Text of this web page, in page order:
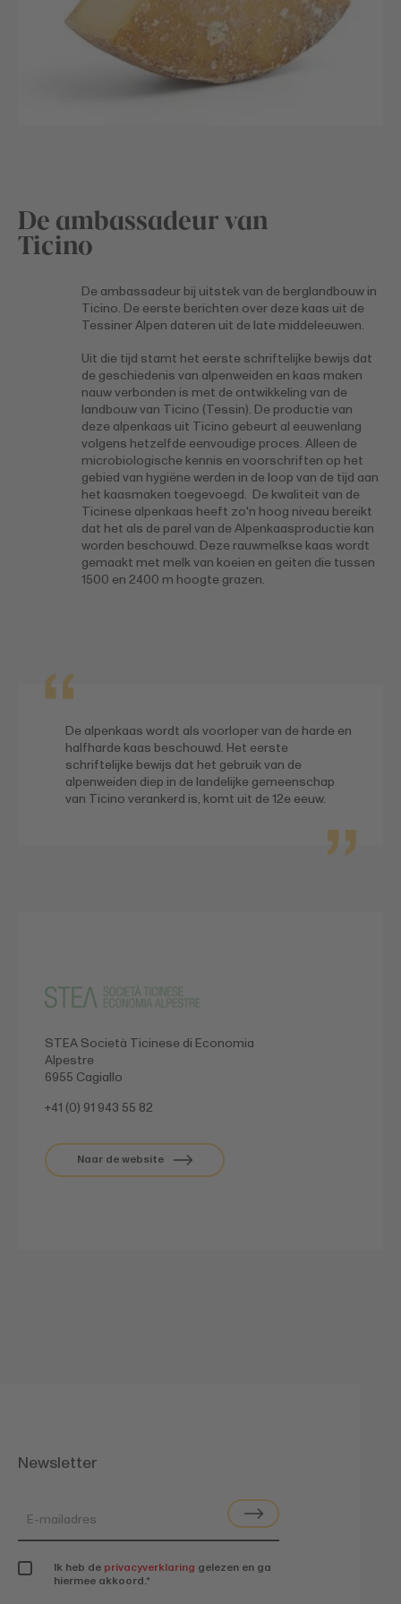
De ambassadeur van
Ticino
De ambassadeur bij uitstek van de berglandbouw in
Ticino. De eerste berichten over deze kaas uit de
Tessiner Alpen dateren uit de late middeleeuwen.
Uit die tijd stamt het eerste schriftelijke bewijs dat
de geschiedenis van alpenweiden en kaas maken
nauw verbonden is met de ontwikkeling van de
landbouw van Ticino (Tessin). De productie van
deze alpenkaas uit Ticino gebeurt al eeuwenlang
volgens hetzelfde eenvoudige proces. Alleen de
microbiologische kennis en voorschriften op het
gebied van hygiëne werden in de loop van de tijd aan
het kaasmaken toegevoegd. De kwaliteit van de
Ticinese alpenkaas heeft zo'n hoog niveau bereikt
dat het als de parel van de Alpenkaasproductie kan
worden beschouwd. Deze rauwmelkse kaas wordt
gemaakt met melk van koeien en geiten die tussen
1500 en 2400 m hoogte grazen.
STEA Società Ticinese di Economia
Alpestre
6955 Cagiallo
+41 (0) 91 943 55 82
Naar de website
De alpenkaas wordt als voorloper van de harde en
halfharde kaas beschouwd. Het eerste
schriftelijke bewijs dat het gebruik van de
alpenweiden diep in de landelijke gemeenschap
van Ticino verankerd is, komt uit de 12e eeuw.
Newsletter
Ik heb de privacyverklaring gelezen en ga
hiermee akkoord.*